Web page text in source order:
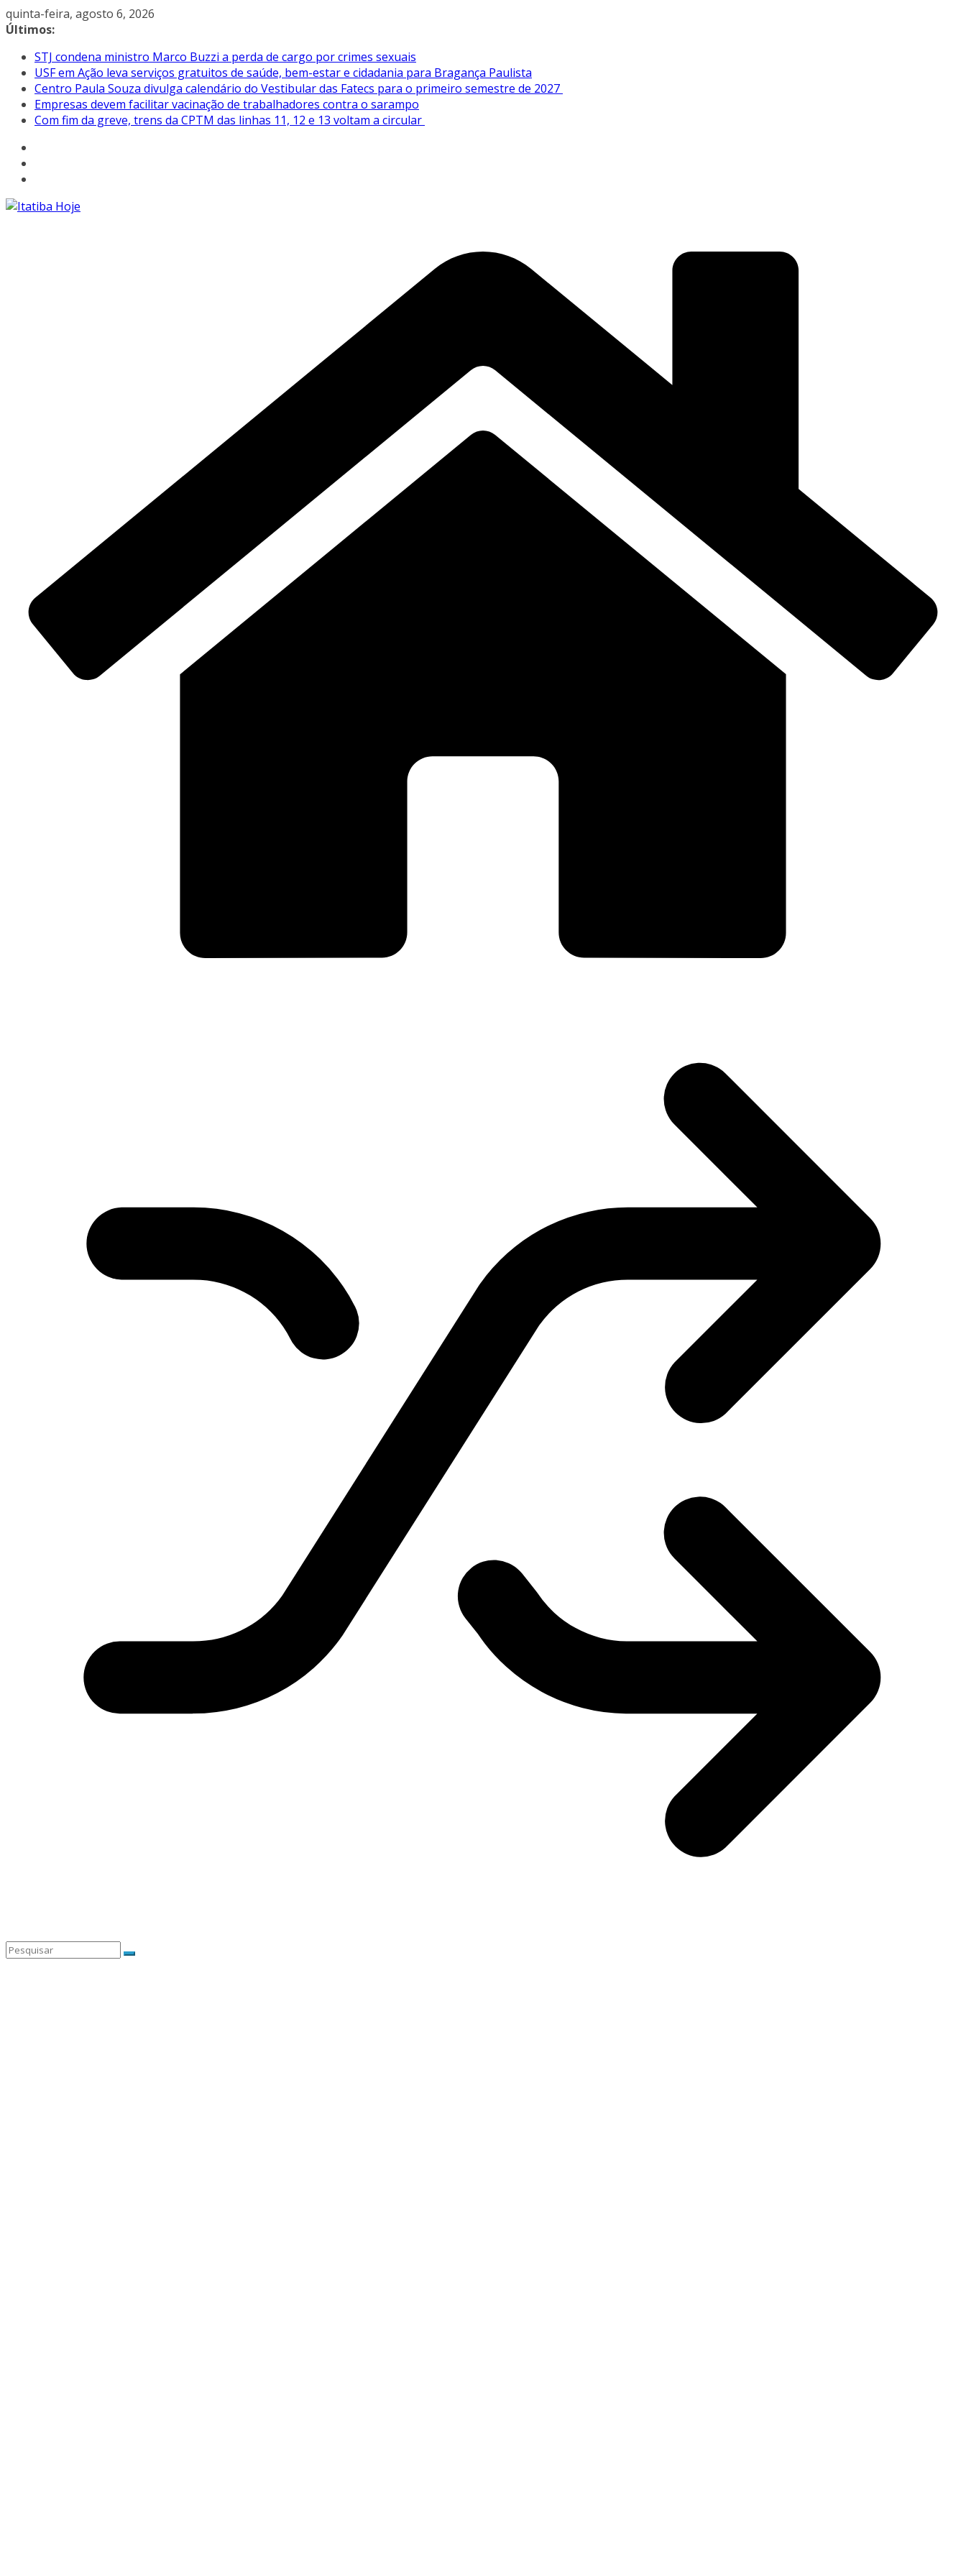
Pular
para
conteúdo
quinta-feira, agosto 6, 2026
Últimos:
STJ condena ministro Marco Buzzi a perda de cargo por crimes sexuais
USF em Ação leva serviços gratuitos de saúde, bem-estar e cidadania para Bragança Paulista
Centro Paula Souza divulga calendário do Vestibular das Fatecs para o primeiro semestre de 2027
Empresas devem facilitar vacinação de trabalhadores contra o sarampo
Com fim da greve, trens da CPTM das linhas 11, 12 e 13 voltam a circular